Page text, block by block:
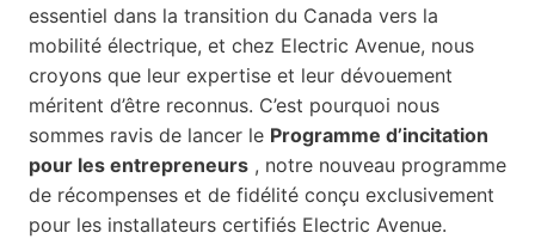
essentiel dans la transition du Canada vers la
mobilité électrique, et chez Electric Avenue, nous
croyons que leur expertise et leur dévouement
méritent d’être reconnus. C’est pourquoi nous
sommes ravis de lancer le Programme d’incitation
pour les entrepreneurs , notre nouveau programme
de récompenses et de fidélité conçu exclusivement
pour les installateurs certifiés Electric Avenue.